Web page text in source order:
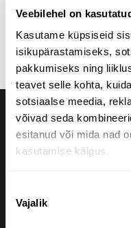
Veebilehel on
Kasutame küpsiseid
isikupärastamiseks,
pakkumiseks ning
teavet selle kohta,
sotsiaalse meedia,
võivad seda
esitanud või mida nad
kasutamise käigus.
valik
Vajalik
Tutvuge Maatori
vajadustele sobiv
võtta ühendustmeie